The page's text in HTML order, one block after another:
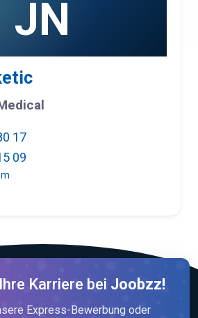
JN
17
09
Karriere bei Joobzz!
Express-Bewerbung oder